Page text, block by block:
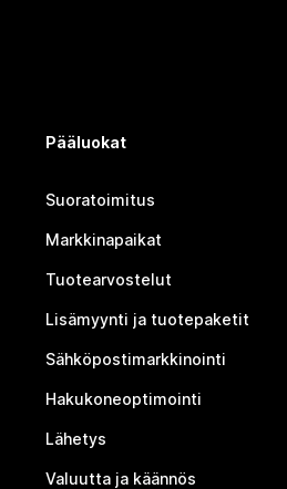
Pääluokat
Suoratoimitus
Markkinapaikat
Tuotearvostelut
Lisämyynti ja tuotepaketit
Sähköpostimarkkinointi
Hakukoneoptimointi
Lähetys
Valuutta ja käännös